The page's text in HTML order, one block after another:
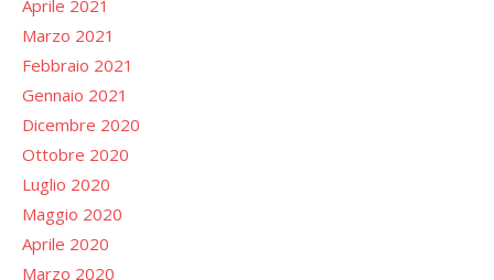
Aprile 2021
Marzo 2021
Febbraio 2021
Gennaio 2021
Dicembre 2020
Ottobre 2020
Luglio 2020
Maggio 2020
Aprile 2020
Marzo 2020